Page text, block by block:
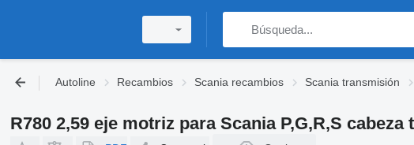
Autoline Recambios Scania recambios Scania transmisión
R780 2,59 eje motriz para Scania P,G,R,S cabeza